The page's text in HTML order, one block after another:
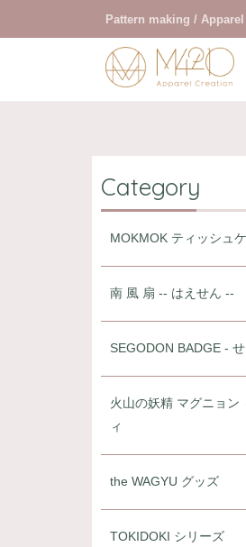
Pattern making /
Category
MOKMOK ティッシュ
南 風 扇 -- はえせん --
SEGODON BADGE -
火山の妖精 マグニョン
ィ
the WAGYU グッズ
TOKIDOKI シリーズ